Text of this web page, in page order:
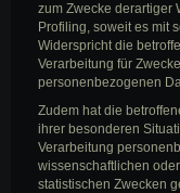
zum Zwecke derartiger
Profiling, soweit es mit
Widerspricht die
Verarbeitung für
personenbezogenen
Zudem hat die
ihrer besonderen
Verarbeitung
wissenschaftlichen
statistischen Zwecken